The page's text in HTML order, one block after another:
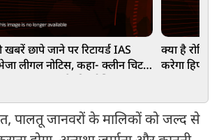
छापे जाने पर रिटायर्ड IAS
लीगल नोटिस, कहा- क्लीन चिट
क्या है
करेगा
पालतू जानवरों के मालिकों को जल्द से